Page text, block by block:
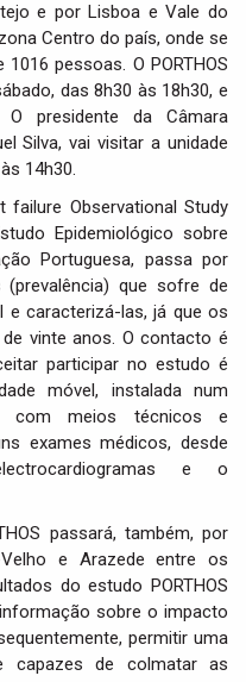
e por Lisboa e Vale do
Centro do país, onde se
pessoas. O PORTHOS
das 8h30 às 18h30, e
presidente da Câmara
Silva, vai visitar a unidade
14h30.
failure Observational Study
Epidemiológico sobre
Portuguesa, passa por
que sofre de
e caracterizá-las, já que os
vinte anos. O contacto é
participar no estudo é
móvel, instalada num
com meios técnicos e
exames médicos, desde
e o
passará, também, por
Velho e Arazede entre os
do estudo PORTHOS
sobre o impacto
permitir uma
capazes de colmatar as